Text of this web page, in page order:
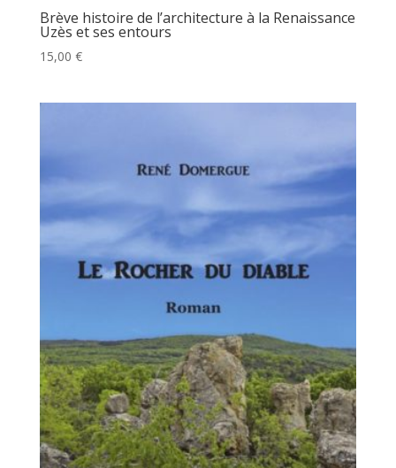
Brève histoire de l’architecture à la Renaissance
Uzès et ses entours
15,00 €